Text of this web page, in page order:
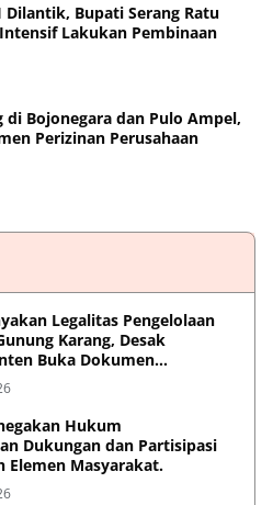
Dilantik, Bupati Serang Ratu
Lakukan Pembinaan
di Bojonegara dan Pulo Ampel,
Perizinan Perusahaan
Legalitas Pengelolaan
Karang, Desak
Buka Dokumen
Hukum
Dukungan dan Partisipasi
Elemen Masyarakat.